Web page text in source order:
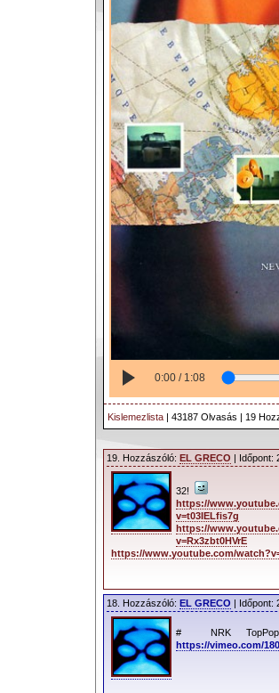
0:00 / 1:08
Kislemezlista | 43187 Olvasás | 19
19. Hozzászóló: EL GRECO | Időpont:
32!
https://
v=t03IELfis7g
https://
v=Rx3zbt0HVrE
https://www.youtube.com/
18. Hozzászóló: EL GRECO | Időpont:
# NRK
https://vimeo.com/